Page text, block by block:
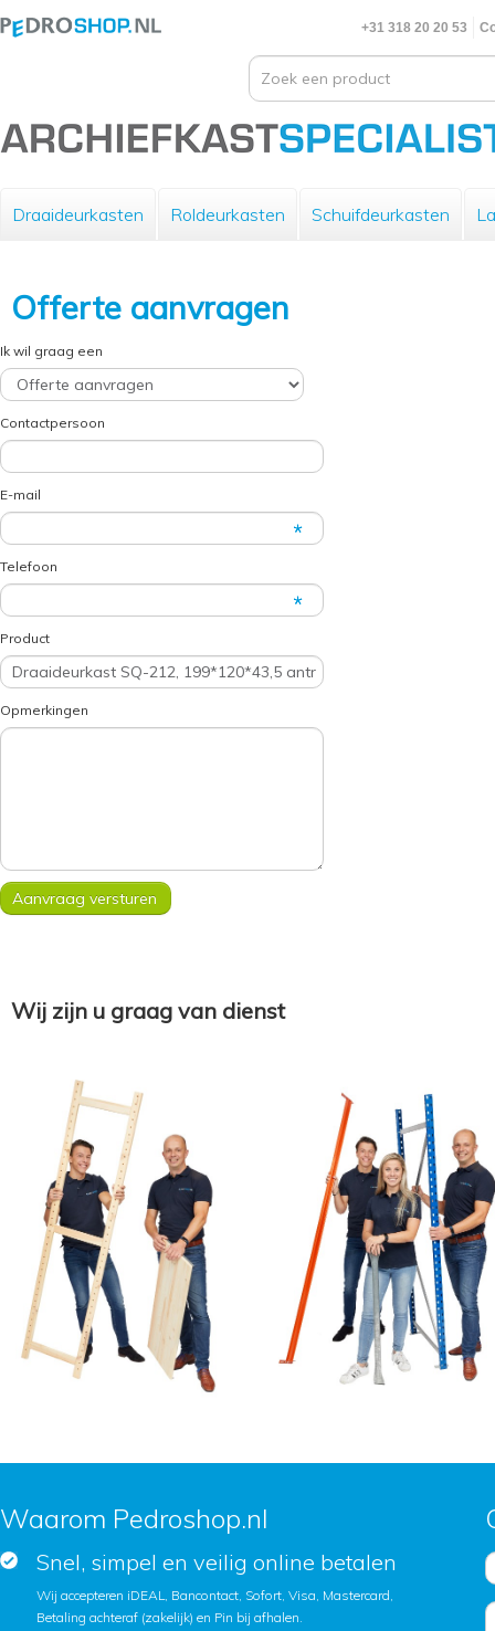
+31 318 20 20 53
Draaideurkasten Roldeurkasten Schuifdeurkasten
Offerte aanvragen
Ik wil graag een
Contactpersoon
E-mail
Telefoon
Product
Opmerkingen
Wij zijn u graag van dienst
Waarom Pedroshop.nl
Snel, simpel en veilig online betalen
Wij accepteren iDEAL, Bancontact, Sofort, Visa, Mastercard,
Betaling achteraf (zakelijk) en Pin bij afhalen.